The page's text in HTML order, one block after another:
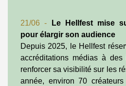
21/06 -
Le Hellfest mise
pour élargir son audience
Depuis 2025, le Hellfest
accréditations médias à
renforcer sa visibilité sur les
année, environ 70